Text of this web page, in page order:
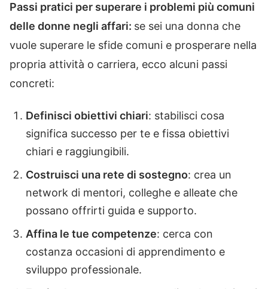
Passi pratici per superare i problemi più comuni
delle donne negli affari: se sei una donna che
vuole superare le sfide comuni e prosperare nella
propria attività o carriera, ecco alcuni passi
concreti:
Definisci obiettivi chiari: stabilisci cosa
significa successo per te e fissa obiettivi
chiari e raggiungibili.
Costruisci una rete di sostegno: crea un
network di mentori, colleghe e alleate che
possano offrirti guida e supporto.
Affina le tue competenze: cerca con
costanza occasioni di apprendimento e
sviluppo professionale.